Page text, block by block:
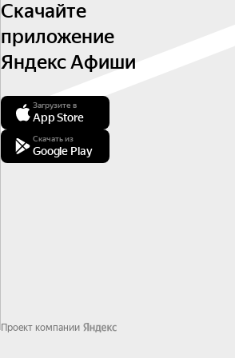
Скачайте
приложение
Яндекс Афиши
Загрузите в
App Store
Скачать из
Google Play
Проект компании